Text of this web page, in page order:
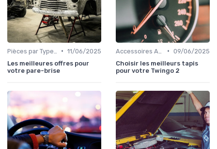
• 11/06/2025
Les meilleures offres pour
votre pare-brise
• 09/06/2025
Choisir les meilleurs tapis
pour votre Twingo 2